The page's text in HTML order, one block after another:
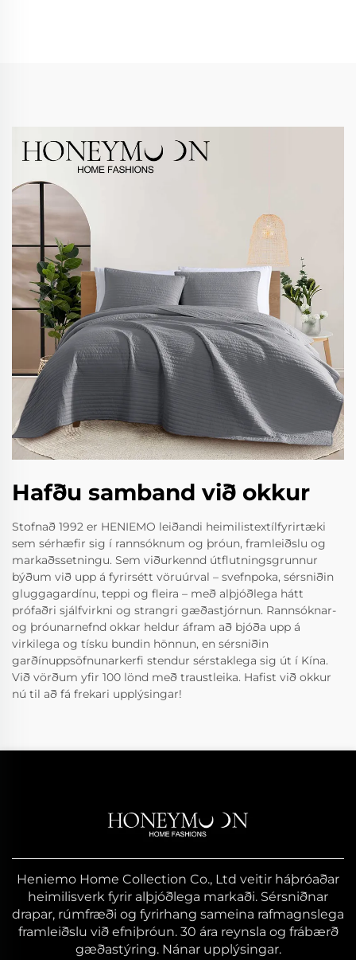
Hafðu samband við okkur
Stofnað 1992 er HENIEMO leiðandi heimilistextílfyrirtæki
sem sérhæfir sig í rannsóknum og þróun, framleiðslu og
markaðssetningu. Sem viðurkennd útflutningsgrunnur
býðum við upp á fyrirsétt vöruúrval – svefnpoka, sérsniðin
gluggagardínu, teppi og fleira – með alþjóðlega hátt
prófaðri sjálfvirkni og strangri gæðastjórnun. Rannsóknar-
og þróunarnefnd okkar heldur áfram að bjóða upp á
virkilega og tísku bundin hönnun, en sérsniðin
garðínuppsöfnunarkerfi stendur sérstaklega sig út í Kína.
Við vörðum yfir 100 lönd með traustleika. Hafist við okkur
nú til að fá frekari upplýsingar!
Heniemo Home Collection Co., Ltd veitir háþróaðar
heimilisverk fyrir alþjóðlega markaði. Sérsniðnar
drapar, rúmfræði og fyrirhang sameina rafmagnslega
framleiðslu við efniþróun. 30 ára reynsla og frábærð
gæðastýring. Nánar upplýsingar.